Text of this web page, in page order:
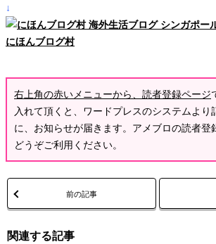
↓
にほんブログ村
右上角の赤いメニューから、読者登録ページ
入れて頂くと、ワードプレスのシステムより
に、お知らせが届きます。アメブロの読者登
どうぞご利用ください。
前の記事
関連する記事